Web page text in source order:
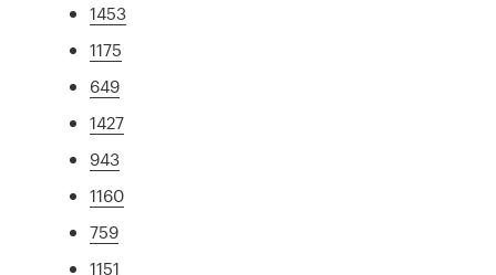
1453
1175
649
1427
943
1160
759
1151